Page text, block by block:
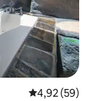
4,92 ud af 5 i
4,92 (59)